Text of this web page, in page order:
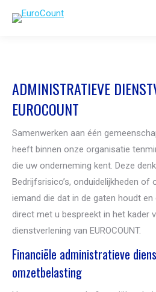
ADMINISTRATIEVE
EUROCOUNT
Samenwerken aan één
heeft binnen onze organisatie
die uw onderneming kent. Deze
Bedrijfsrisico’s, onduidelijkheden of
iemand die dat in de gaten houdt
direct met u bespreekt in het kader
dienstverlening van EUROCOUNT.
Financiële administratieve
omzetbelasting